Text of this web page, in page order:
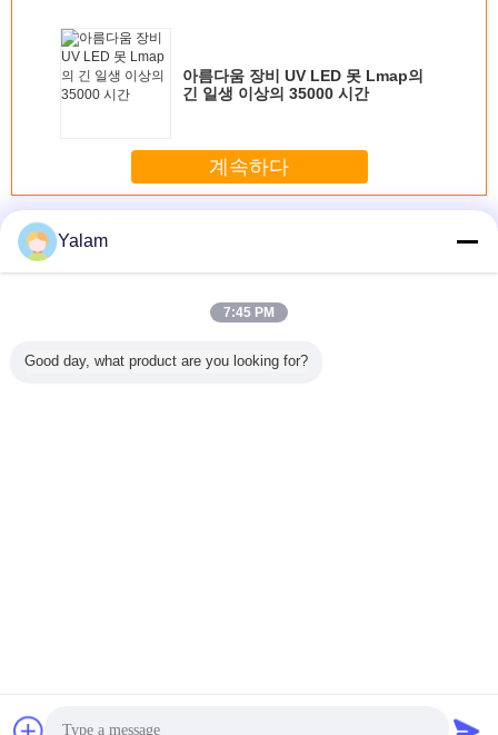
아름다움 장비 UV LED 못 Lmap의
긴 일생 이상의 35000 시간
계속하다
더 많은 것
못
120 초 타이머
36W 젤 네일 UV
2.7M-3.9M 99%
탄소 파도 낚시대
Yalam
7:45 PM
Good day, what product are you looking for?